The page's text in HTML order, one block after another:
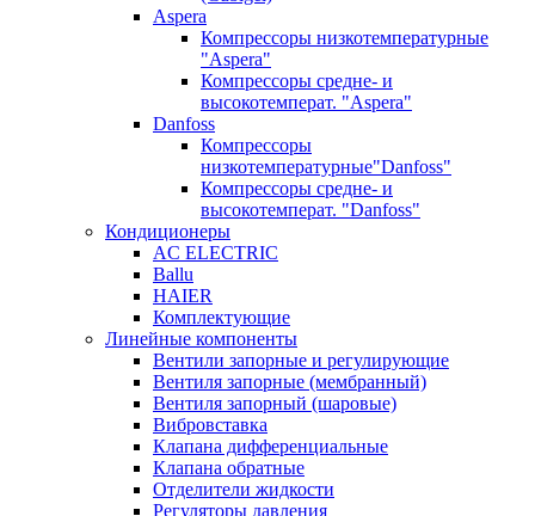
Aspera
Компрессоры низкотемпературные
"Aspera"
Компрессоры средне- и
высокотемперат. "Aspera"
Danfoss
Компрессоры
низкотемпературные"Danfoss"
Компрессоры средне- и
высокотемперат. "Danfoss"
Кондиционеры
AC ELECTRIC
Ballu
HAIER
Комплектующие
Линейные компоненты
Вентили запорные и регулирующие
Вентиля запорные (мембранный)
Вентиля запорный (шаровые)
Вибровставка
Клапана дифференциальные
Клапана обратные
Отделители жидкости
Регуляторы давления